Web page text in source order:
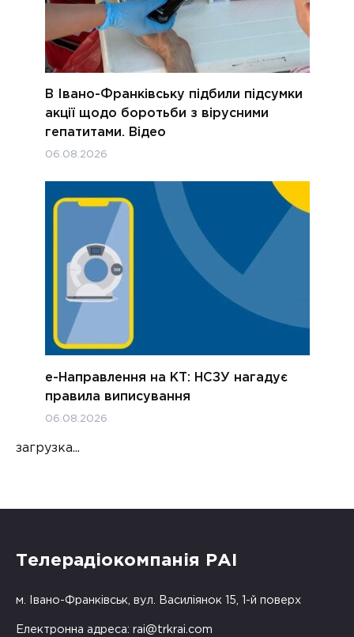
В Івано-Франківську підбили підсумки
акції щодо боротьби з вірусними
гепатитами. Відео
06.08.2026
е-Направлення на КТ: НСЗУ нагадує
правила виписування
06.08.2026
загрузка...
Телерадіокомпанія РАІ
м. Івано-Франківськ, вул. Василіянок 15, 1-й поверх
Електронна адреса: rai@trkrai.com